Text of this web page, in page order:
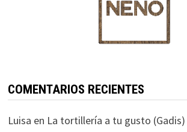
COMENTARIOS RECIENTES
Luisa en La tortillería a tu gusto (Gadis)